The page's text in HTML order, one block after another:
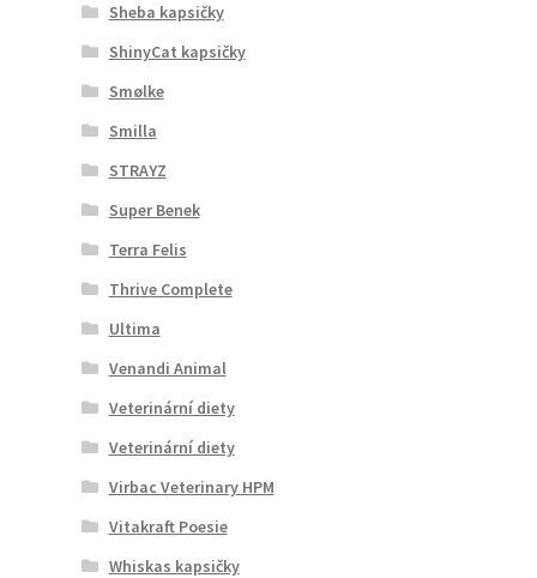
Sheba kapsičky
ShinyCat kapsičky
Smølke
Smilla
STRAYZ
Super Benek
Terra Felis
Thrive Complete
Ultima
Venandi Animal
Veterinární diety
Veterinární diety
Virbac Veterinary HPM
Vitakraft Poesie
Whiskas kapsičky